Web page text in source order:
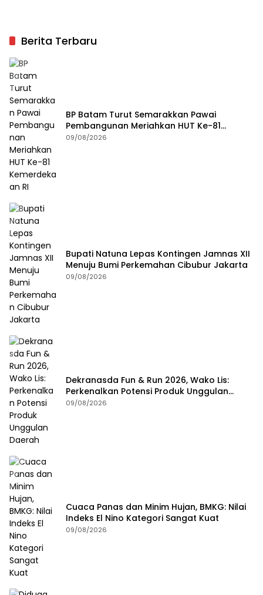
Berita Terbaru
BP Batam Turut Semarakkan Pawai
Pembangunan Meriahkan HUT Ke-81
Kemerdekaan RI
09/08/2026
Bupati Natuna Lepas Kontingen Jamnas XII
Menuju Bumi Perkemahan Cibubur Jakarta
09/08/2026
Dekranasda Fun & Run 2026, Wako Lis:
Perkenalkan Potensi Produk Unggulan
Daerah
09/08/2026
Cuaca Panas dan Minim Hujan, BMKG: Nilai
Indeks El Nino Kategori Sangat Kuat
09/08/2026